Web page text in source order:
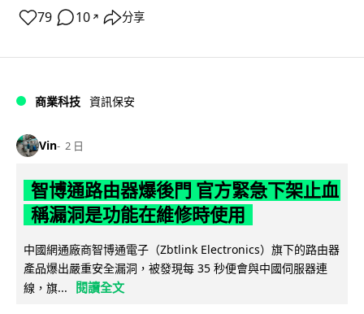
79 10 ↗ 分享
商業科技 資訊保安
Vin 2 日
智博通路由器爆後門 官方緊急下架止血
稱漏洞是功能在維修時使用
中國網通廠商智博通電子（Zbtlink Electronics）旗下的路由器
產品爆出嚴重安全漏洞，被發現每 35 秒便會與中國伺服器連
線，旗...
閱讀全文